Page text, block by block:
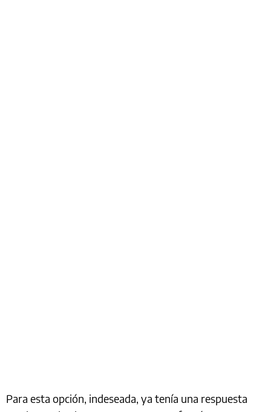
Para esta opción, indeseada, ya tenía una respuesta